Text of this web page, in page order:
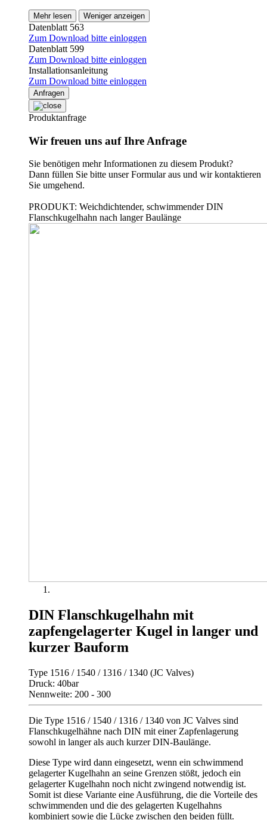
Mehr lesen Weniger anzeigen
Datenblatt 563
Zum Download bitte einloggen
Datenblatt 599
Zum Download bitte einloggen
Installationsanleitung
Zum Download bitte einloggen
Anfragen
Produktanfrage
Wir freuen uns auf Ihre Anfrage
Sie benötigen mehr Informationen zu diesem Produkt?
Dann füllen Sie bitte unser Formular aus und wir kontaktieren
Sie umgehend.
PRODUKT: Weichdichtender, schwimmender DIN
Flanschkugelhahn nach langer Baulänge
DIN Flanschkugelhahn mit
zapfengelagerter Kugel in langer und
kurzer Bauform
Type 1516 / 1540 / 1316 / 1340 (JC Valves)
Druck: 40bar
Nennweite: 200 - 300
Die Type 1516 / 1540 / 1316 / 1340 von JC Valves sind
Flanschkugelhähne nach DIN mit einer Zapfenlagerung
sowohl in langer als auch kurzer DIN-Baulänge.
Diese Type wird dann eingesetzt, wenn ein schwimmend
gelagerter Kugelhahn an seine Grenzen stößt, jedoch ein
gelagerter Kugelhahn noch nicht zwingend notwendig ist.
Somit ist diese Variante eine Ausführung, die die Vorteile des
schwimmenden und die des gelagerten Kugelhahns
kombiniert sowie die Lücke zwischen den beiden füllt.